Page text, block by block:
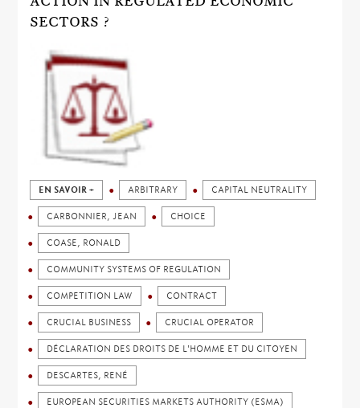
SECTORS ?
EN SAVOIR + ARBITRARY CAPITAL NEUTRALITY
CARBONNIER, JEAN CHOICE
COASE, RONALD
COMMUNITY SYSTEMS OF REGULATION
COMPETITION LAW CONTRACT
CRUCIAL BUSINESS CRUCIAL OPERATOR
DÉCLARATION DES DROITS DE L'HOMME ET DU CITOYEN
DESCARTES, RENÉ
EUROPEAN SECURITIES MARKETS AUTHORITY (ESMA)